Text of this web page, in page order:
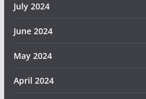
July 2024
June 2024
May 2024
April 2024